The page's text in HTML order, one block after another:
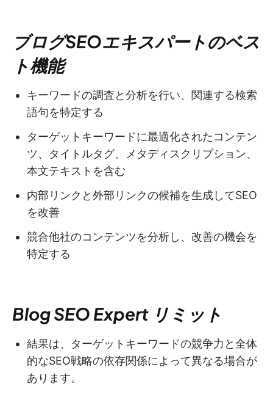
ブログSEOエキスパートのベス
ト機能
キーワードの調査と分析を行い、関連する検索
語句を特定する
ターゲットキーワードに最適化されたコンテン
ツ、タイトルタグ、メタディスクリプション、
本文テキストを含む
内部リンクと外部リンクの候補を生成してSEO
を改善
競合他社のコンテンツを分析し、改善の機会を
特定する
Blog SEO Expert リミット
結果は、ターゲットキーワードの競争力と全体
的なSEO戦略の依存関係によって異なる場合が
あります。